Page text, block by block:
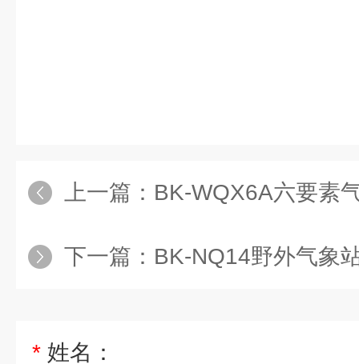
上一篇： BK-WQX6A六要素
下一篇： BK-NQ14野外气象
* 姓名：